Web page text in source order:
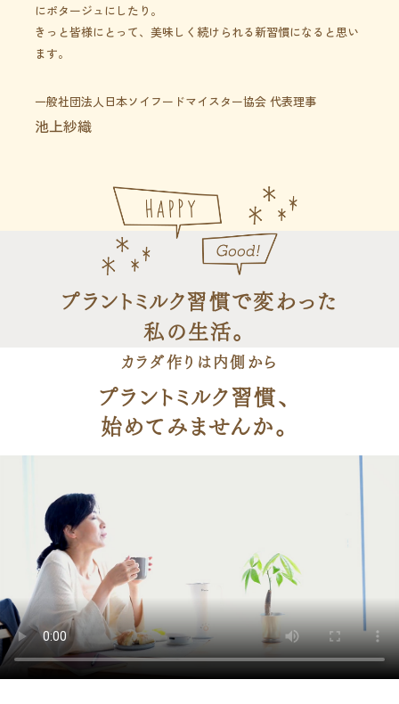
にポタージュにしたり。
きっと皆様にとって、美味しく続けられる新習慣になると思い
ます。
一般社団法人日本ソイフードマイスター協会 代表理事
池上紗織
プラントミルク習慣で変わった
私の生活。
カラダ作りは内側から
プラントミルク習慣、
始めてみませんか。